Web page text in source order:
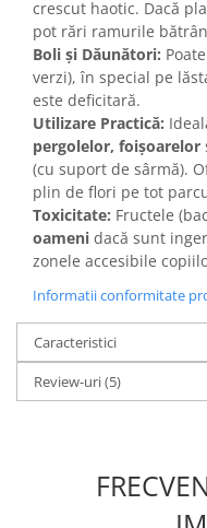
crescut haotic. Dacă
pot rări ramurile
Boli și Dăunători:
verzi), în special pe
este deficitară.
Utilizare Practică:
pergolelor, foișoarelor
(cu suport de sârmă).
plin de flori pe tot
Toxicitate: Fructele
oameni dacă sunt
zonele accesibile
Informatii conformitate
Caracteristici
Review-uri(5)